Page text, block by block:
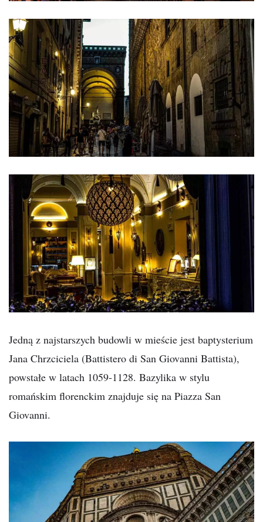
Jedną z najstarszych budowli w mieście jest baptysterium
Jana Chrzciciela (Battistero di San Giovanni Battista),
powstałe w latach 1059-1128. Bazylika w stylu
romańskim florenckim znajduje się na Piazza San
Giovanni.